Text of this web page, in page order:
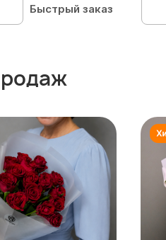
Быстрый заказ